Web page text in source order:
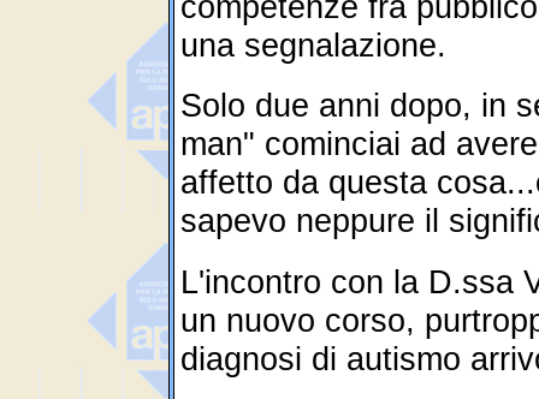
una segnalazione.
Solo due anni dopo, in
man" cominciai ad
affetto da questa
sapevo neppure il
L'incontro con la D.ssa
un nuovo corso,
diagnosi di autismo